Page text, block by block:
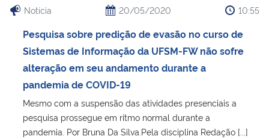
Notícia 20/05/2020 10:55
Pesquisa sobre predição de evasão no curso de
Sistemas de Informação da UFSM-FW não sofre
alteração em seu andamento durante a
pandemia de COVID-19
Mesmo com a suspensão das atividades presenciais a
pesquisa prossegue em ritmo normal durante a
pandemia. Por Bruna Da Silva.Pela disciplina Redação [...]